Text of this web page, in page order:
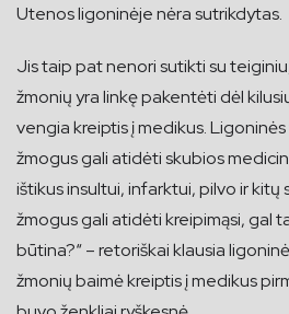
Utenos ligoninėje nėra sutrikdytas.
Jis taip pat nenori sutikti su
žmonių yra linkę pakentėti dėl
vengia kreiptis į medikus.
žmogus gali atidėti skubios
ištikus insultui, infarktui, pilvo ir kitų
žmogus gali atidėti kreipimąsi, gal
būtina?“ – retoriškai klausia
žmonių baimė kreiptis į medikus